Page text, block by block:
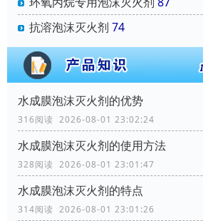
抗溶泡沫灭火剂 74
水成膜泡沫灭火剂的优势
316阅读 2026-08-01 23:02:24
水成膜泡沫灭火剂的使用方法
328阅读 2026-08-01 23:01:47
水成膜泡沫灭火剂的特点
314阅读 2026-08-01 23:01:26